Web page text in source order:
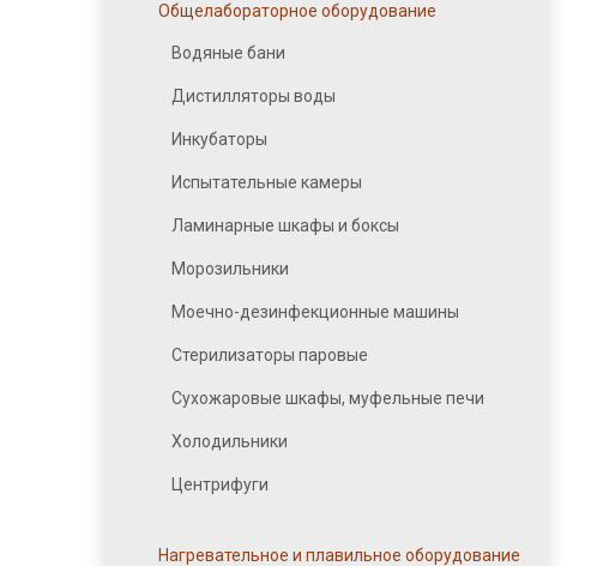
Общелабораторное оборудование
Водяные бани
Дистилляторы воды
Инкубаторы
Испытательные камеры
Ламинарные шкафы и боксы
Морозильники
Моечно-дезинфекционные машины
Стерилизаторы паровые
Сухожаровые шкафы, муфельные печи
Холодильники
Центрифуги
Нагревательное и плавильное оборудование